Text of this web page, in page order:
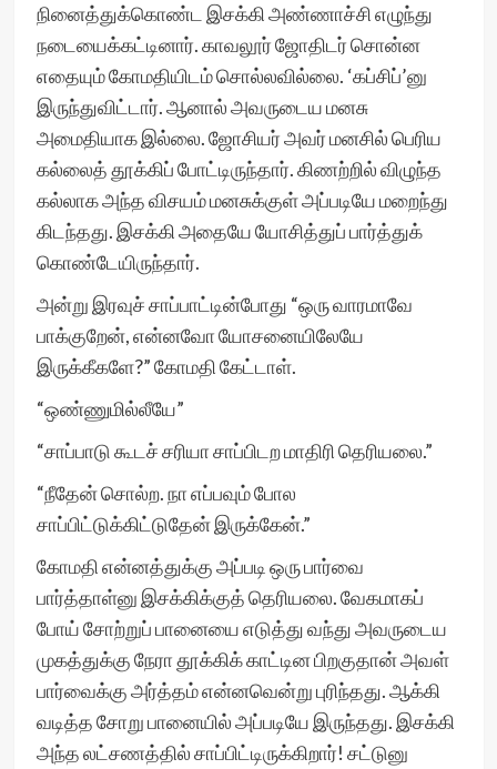
நினைத்துக்கொண்ட இசக்கி அண்ணாச்சி எழுந்து
நடையைக்கட்டினார். காவலூர் ஜோதிடர் சொன்ன
எதையும் கோமதியிடம் சொல்லவில்லை. ‘கப்சிப்’னு
இருந்துவிட்டார். ஆனால் அவருடைய மனசு
அமைதியாக இல்லை. ஜோசியர் அவர் மனசில் பெரிய
கல்லைத் தூக்கிப் போட்டிருந்தார். கிணற்றில் விழுந்த
கல்லாக அந்த விசயம் மனசுக்குள் அப்படியே மறைந்து
கிடந்தது. இசக்கி அதையே யோசித்துப் பார்த்துக்
கொண்டேயிருந்தார்.
அன்று இரவுச் சாப்பாட்டின்போது “ஒரு வாரமாவே
பாக்குறேன், என்னவோ யோசனையிலேயே
இருக்கீகளே?” கோமதி கேட்டாள்.
“ஒண்ணுமில்லீயே”
“சாப்பாடு கூடச் சரியா சாப்பிடற மாதிரி தெரியலை.”
“நீதேன் சொல்ற. நா எப்பவும் போல
சாப்பிட்டுக்கிட்டுதேன் இருக்கேன்.”
கோமதி என்னத்துக்கு அப்படி ஒரு பார்வை
பார்த்தாள்னு இசக்கிக்குத் தெரியலை. வேகமாகப்
போய் சோற்றுப் பானையை எடுத்து வந்து அவருடைய
முகத்துக்கு நேரா தூக்கிக் காட்டின பிறகுதான் அவள்
பார்வைக்கு அர்த்தம் என்னவென்று புரிந்தது. ஆக்கி
வடித்த சோறு பானையில் அப்படியே இருந்தது. இசக்கி
அந்த லட்சணத்தில் சாப்பிட்டிருக்கிறார்! சட்டுனு